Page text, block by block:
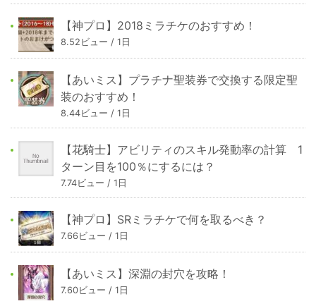
【神プロ】2018ミラチケのおすすめ！
8.52ビュー / 1日
【あいミス】プラチナ聖装券で交換する限定聖
装のおすすめ！
8.44ビュー / 1日
【花騎士】アビリティのスキル発動率の計算 1
ターン目を100％にするには？
7.74ビュー / 1日
【神プロ】SRミラチケで何を取るべき？
7.66ビュー / 1日
【あいミス】深淵の封穴を攻略！
7.60ビュー / 1日